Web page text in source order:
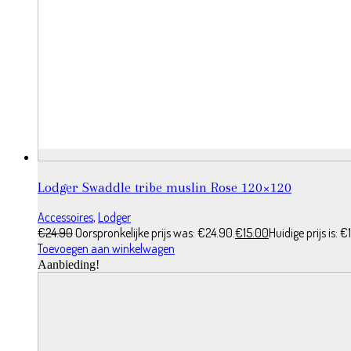
Lodger Swaddle tribe muslin Rose 120×120
Accessoires, Lodger
€24.90Oorspronkelijke prijs was: €24.90.€15.00Huidige prijs is:
Toevoegen aan winkelwagen
Aanbieding!